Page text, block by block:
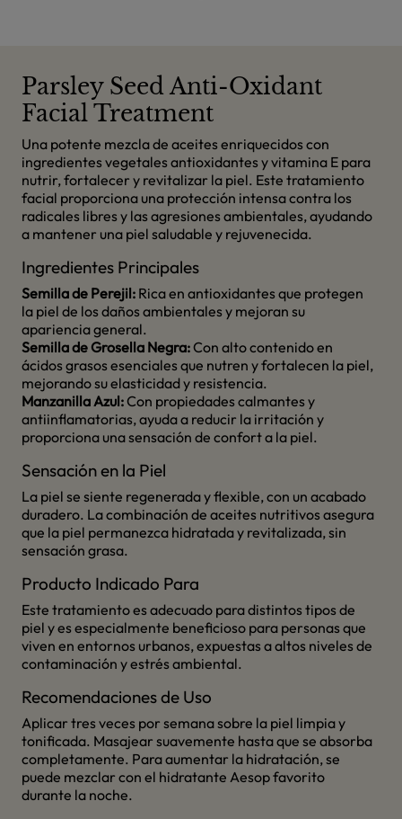
Parsley Seed Anti-Oxidant
Facial Treatment
Una potente mezcla de aceites enriquecidos con
ingredientes vegetales antioxidantes y vitamina E para
nutrir, fortalecer y revitalizar la piel. Este tratamiento
facial proporciona una protección intensa contra los
radicales libres y las agresiones ambientales, ayudando
a mantener una piel saludable y rejuvenecida.
Ingredientes Principales
Semilla de Perejil: Rica en antioxidantes que protegen
la piel de los daños ambientales y mejoran su
apariencia general.
Semilla de Grosella Negra:Con alto contenido en
ácidos grasos esenciales que nutren y fortalecen la piel,
mejorando su elasticidad y resistencia.
Manzanilla Azul:Con propiedades calmantes y
antiinflamatorias, ayuda a reducir la irritación y
proporciona una sensación de confort a la piel.
Sensación en la Piel
La piel se siente regenerada y flexible, con un acabado
duradero. La combinación de aceites nutritivos asegura
que la piel permanezca hidratada y revitalizada, sin
sensación grasa.
Producto Indicado Para
Este tratamiento es adecuado para distintos tipos de
piel y es especialmente beneficioso para personas que
viven en entornos urbanos, expuestas a altos niveles de
contaminación y estrés ambiental.
Recomendaciones de Uso
Aplicar tres veces por semana sobre la piel limpia y
tonificada. Masajear suavemente hasta que se absorba
completamente. Para aumentar la hidratación, se
puede mezclar con el hidratante Aesop favorito
durante la noche.